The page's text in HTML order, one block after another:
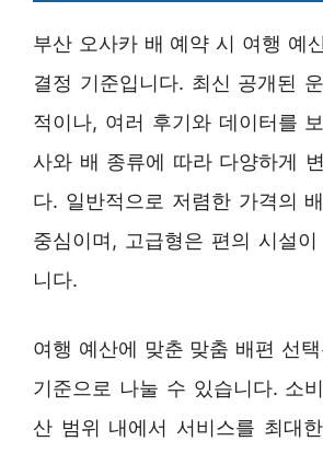
부산 오사카 배 예약 시 여행 예
결정 기준입니다. 최신 공개된
적이나, 여러 후기와 데이터를
사와 배 종류에 따라 다양하게
다. 일반적으로 저렴한 가격의
중심이며, 고급형은 편의 시설
니다.
여행 예산에 맞춘 맞춤 배편 선
기준으로 나눌 수 있습니다. 소
산 범위 내에서 서비스를 최대